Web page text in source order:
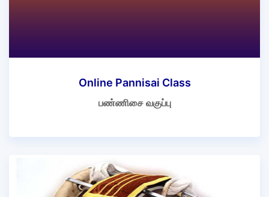
Online Pannisai Class
பண்ணிசை வகுப்பு